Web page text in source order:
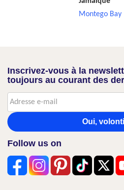
Montego Bay
Inscrivez-vous à la
toujours au courant des
Oui,
Follow us on